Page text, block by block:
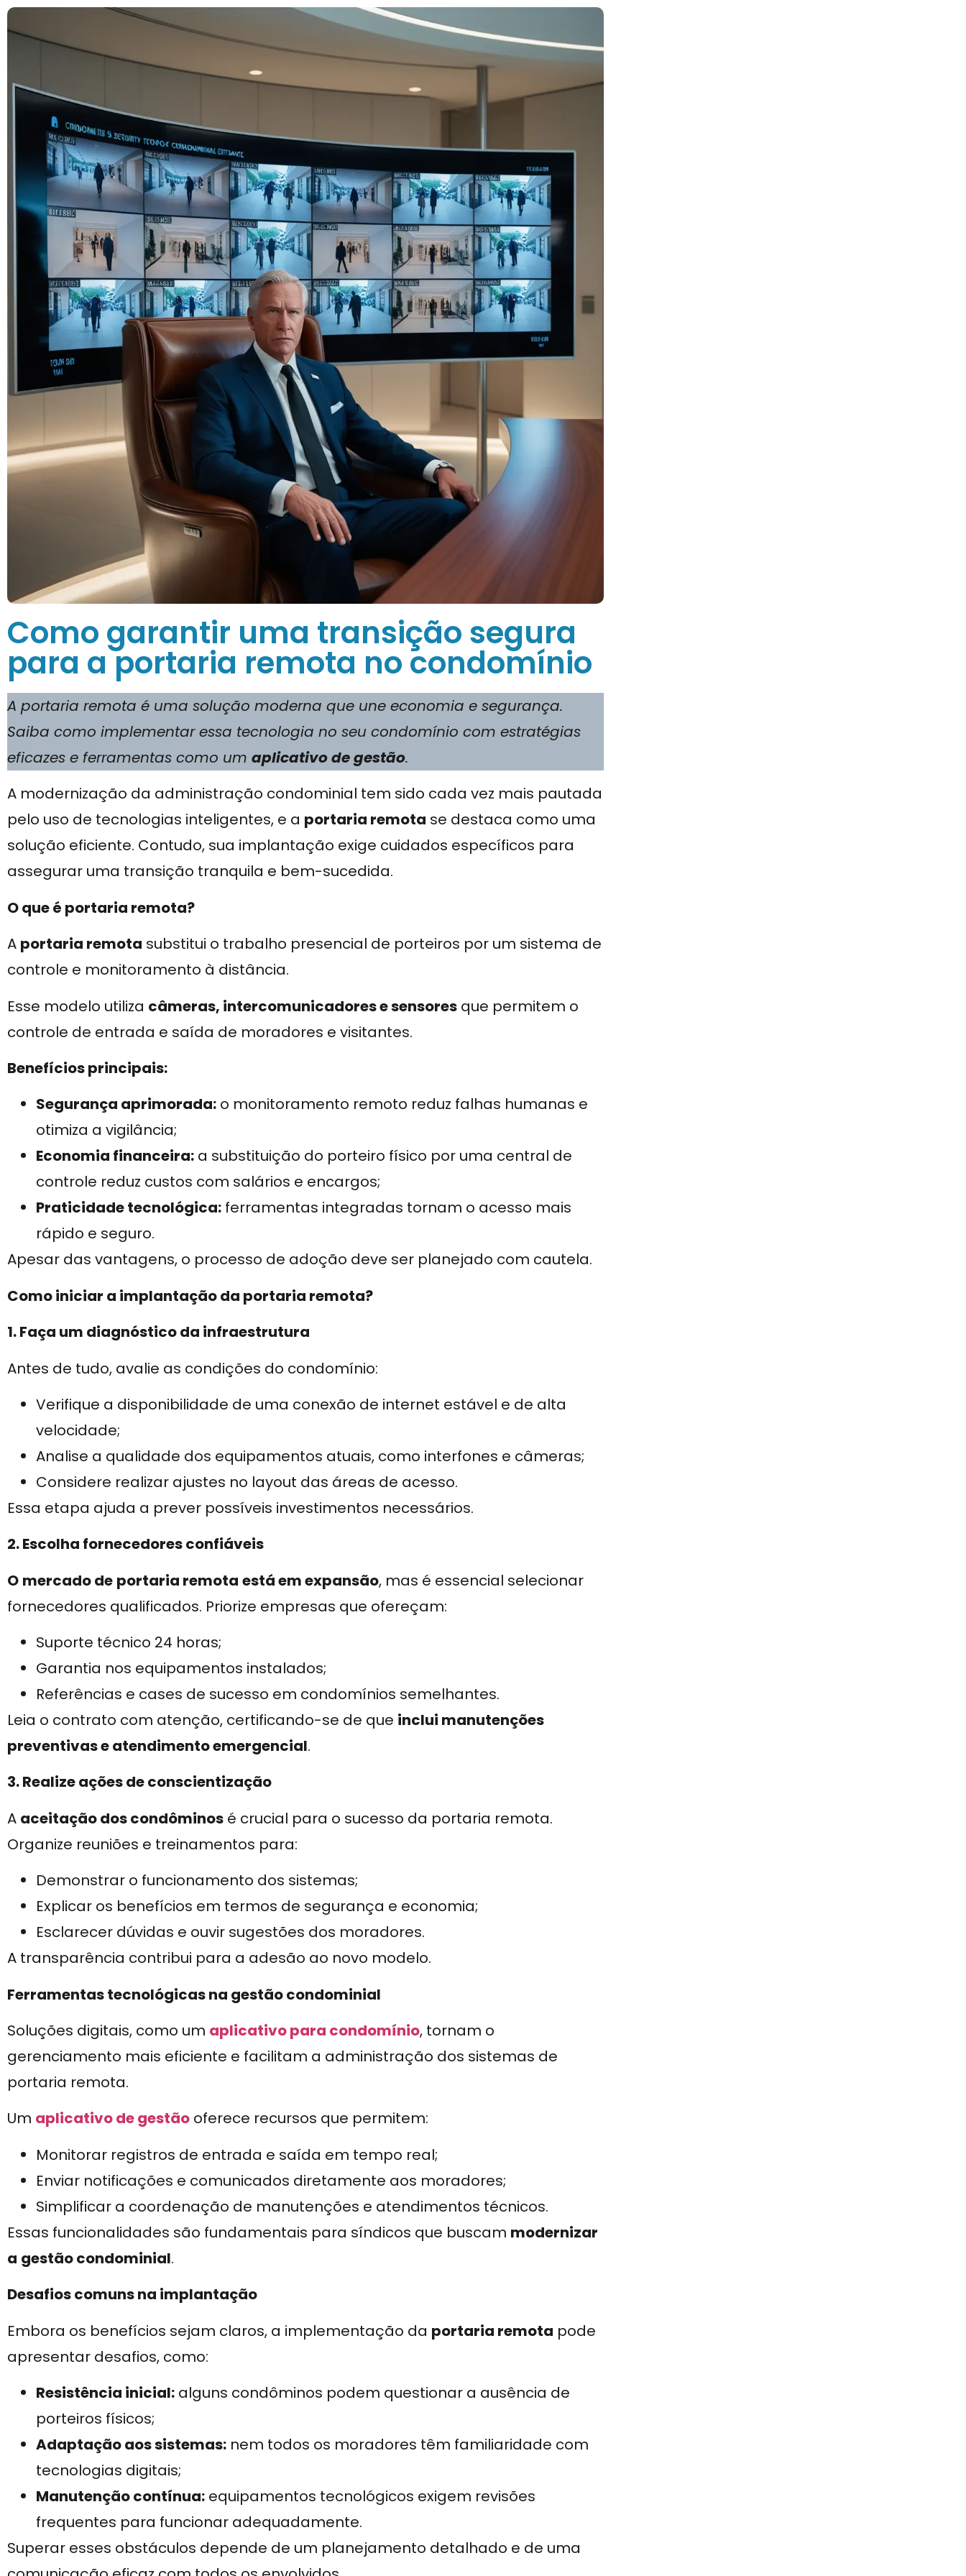
Como garantir uma transição segura
para a portaria remota no condomínio
A portaria remota é uma solução moderna que une economia e segurança.
Saiba como implementar essa tecnologia no seu condomínio com estratégias
eficazes e ferramentas como um aplicativo de gestão.
A modernização da administração condominial tem sido cada vez mais pautada
pelo uso de tecnologias inteligentes, e a portaria remota se destaca como uma
solução eficiente. Contudo, sua implantação exige cuidados específicos para
assegurar uma transição tranquila e bem-sucedida.
O que é portaria remota?
A portaria remota substitui o trabalho presencial de porteiros por um sistema de
controle e monitoramento à distância.
Esse modelo utiliza câmeras, intercomunicadores e sensores que permitem o
controle de entrada e saída de moradores e visitantes.
Benefícios principais:
Segurança aprimorada: o monitoramento remoto reduz falhas humanas e
otimiza a vigilância;
Economia financeira: a substituição do porteiro físico por uma central de
controle reduz custos com salários e encargos;
Praticidade tecnológica: ferramentas integradas tornam o acesso mais
rápido e seguro.
Apesar das vantagens, o processo de adoção deve ser planejado com cautela.
Como iniciar a implantação da portaria remota?
1. Faça um diagnóstico da infraestrutura
Antes de tudo, avalie as condições do condomínio:
Verifique a disponibilidade de uma conexão de internet estável e de alta
velocidade;
Analise a qualidade dos equipamentos atuais, como interfones e câmeras;
Considere realizar ajustes no layout das áreas de acesso.
Essa etapa ajuda a prever possíveis investimentos necessários.
2. Escolha fornecedores confiáveis
O mercado de portaria remota está em expansão, mas é essencial selecionar
fornecedores qualificados. Priorize empresas que ofereçam:
Suporte técnico 24 horas;
Garantia nos equipamentos instalados;
Referências e cases de sucesso em condomínios semelhantes.
Leia o contrato com atenção, certificando-se de que inclui manutenções
preventivas e atendimento emergencial.
3. Realize ações de conscientização
A aceitação dos condôminos é crucial para o sucesso da portaria remota.
Organize reuniões e treinamentos para:
Demonstrar o funcionamento dos sistemas;
Explicar os benefícios em termos de segurança e economia;
Esclarecer dúvidas e ouvir sugestões dos moradores.
A transparência contribui para a adesão ao novo modelo.
Ferramentas tecnológicas na gestão condominial
Soluções digitais, como um aplicativo para condomínio, tornam o
gerenciamento mais eficiente e facilitam a administração dos sistemas de
portaria remota.
Um aplicativo de gestão oferece recursos que permitem:
Monitorar registros de entrada e saída em tempo real;
Enviar notificações e comunicados diretamente aos moradores;
Simplificar a coordenação de manutenções e atendimentos técnicos.
Essas funcionalidades são fundamentais para síndicos que buscam modernizar
a gestão condominial.
Desafios comuns na implantação
Embora os benefícios sejam claros, a implementação da portaria remota pode
apresentar desafios, como:
Resistência inicial: alguns condôminos podem questionar a ausência de
porteiros físicos;
Adaptação aos sistemas: nem todos os moradores têm familiaridade com
tecnologias digitais;
Manutenção contínua: equipamentos tecnológicos exigem revisões
frequentes para funcionar adequadamente.
Superar esses obstáculos depende de um planejamento detalhado e de uma